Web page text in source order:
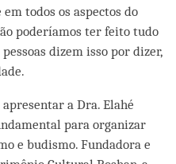
todos os aspectos do
poderíamos ter feito tudo
dizem isso por dizer,
a Dra. Elahé
para organizar
e budismo. Fundadora e